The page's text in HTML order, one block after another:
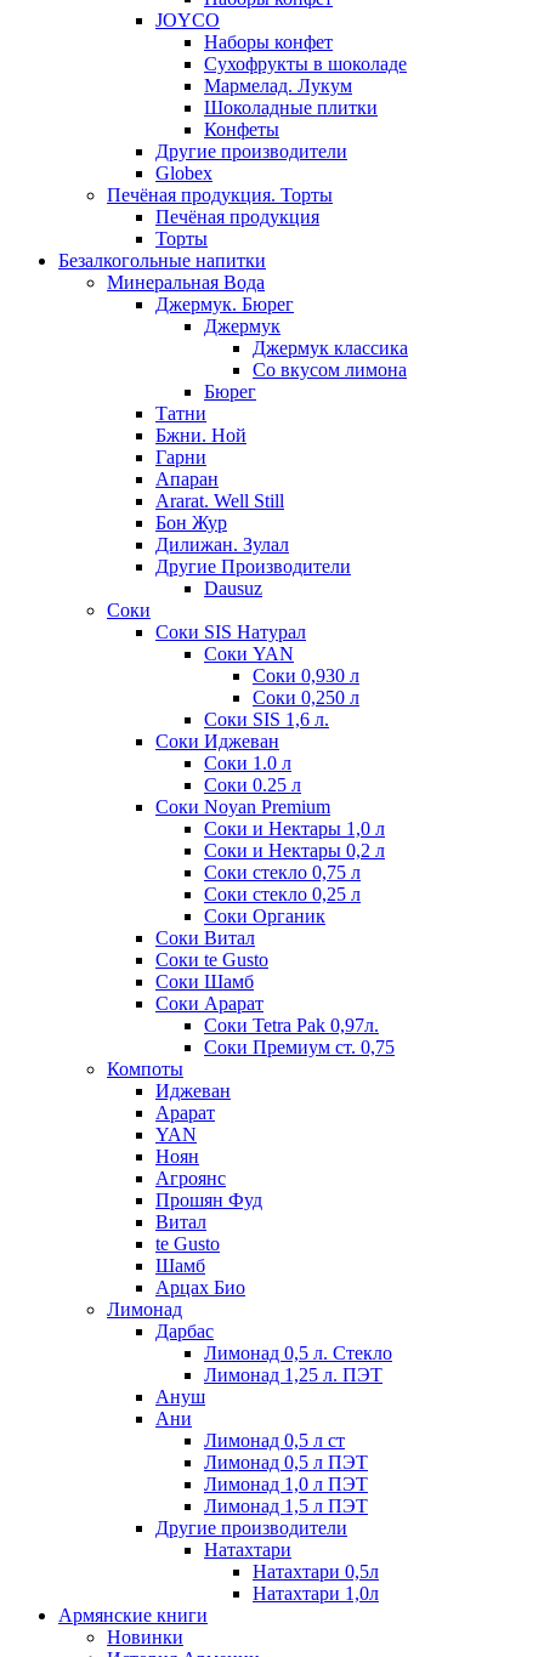
JOYCO
Наборы конфет
Сухофрукты в шоколаде
Мармелад. Лукум
Шоколадные плитки
Конфеты
Другие производители
Globex
Печёная продукция. Торты
Печёная продукция
Торты
Безалкогольные напитки
Минеральная Вода
Джермук. Бюрег
Джермук
Джермук классика
Со вкусом лимона
Бюрег
Татни
Бжни. Ной
Гарни
Апаран
Ararat. Well Still
Бон Жур
Дилижан. Зулал
Другие Производители
Dausuz
Соки
Соки SIS Натурал
Соки YAN
Соки 0,930 л
Соки 0,250 л
Соки SIS 1,6 л.
Соки Иджеван
Соки 1.0 л
Соки 0.25 л
Соки Noyan Premium
Соки и Нектары 1,0 л
Соки и Нектары 0,2 л
Соки стекло 0,75 л
Соки стекло 0,25 л
Соки Органик
Соки Витал
Соки te Gusto
Соки Шамб
Соки Арарат
Соки Tetra Pak 0,97л.
Соки Премиум ст. 0,75
Компоты
Иджеван
Арарат
YAN
Ноян
Агроянс
Прошян Фуд
Витал
te Gusto
Шамб
Арцах Био
Лимонад
Дарбас
Лимонад 0,5 л. Стекло
Лимонад 1,25 л. ПЭТ
Ануш
Ани
Лимонад 0,5 л ст
Лимонад 0,5 л ПЭТ
Лимонад 1,0 л ПЭТ
Лимонад 1,5 л ПЭТ
Другие производители
Натахтари
Натахтари 0,5л
Натахтари 1,0л
Армянские книги
Новинки